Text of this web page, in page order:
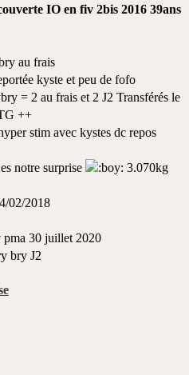
IO en fiv 2bis 2016 39ans
au frais
kyste et peu de fofo
= 2 au frais et 2 J2 Transférés le
++
stim avec kystes dc repos
notre surprise
3.070kg
02/2018
30 juillet 2020
bry J2